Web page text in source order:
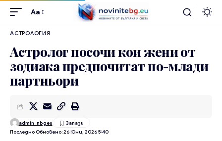
Aa
АСТРОЛОГИЯ
Астролог посочи кои жени от
зодиака предпочитат по-млади
партньори
Последно Обновено: 26 Юни, 2026 5:40
admin_nbgeu